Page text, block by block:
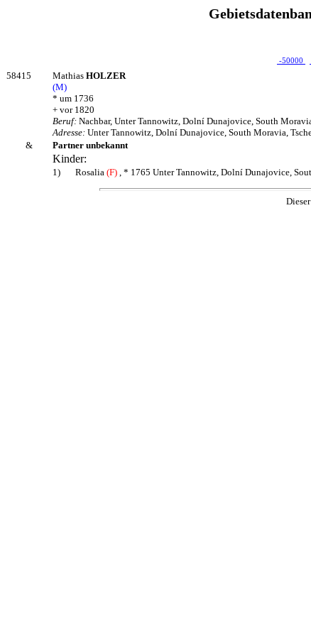
-50000
58415 Mathias HOLZER
(M)
* um 1736
+ vor 1820
Beruf: Nachbar, Unter Tannowitz, Dolní Dunajovice, South
Adresse: Unter Tannowitz, Dolní Dunajovice, South Moravia,
&
Partner unbekannt
Kinder:
1) Rosalia (F) , * 1765 Unter Tannowitz, Dolní Dunajovice,